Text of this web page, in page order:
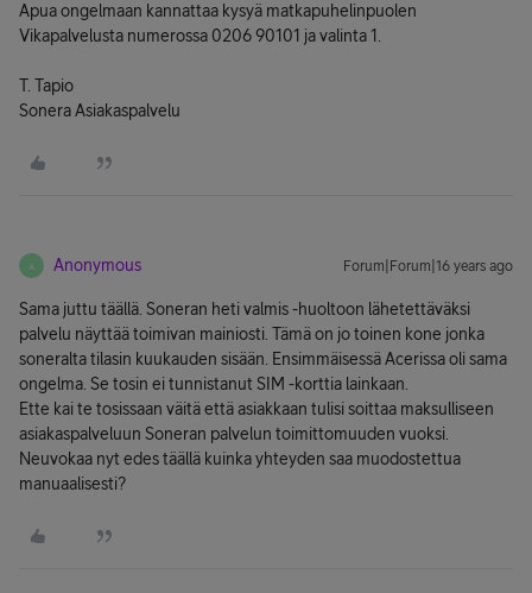
Apua ongelmaan kannattaa kysyä matkapuhelinpuolen
Vikapalvelusta numerossa 0206 90101 ja valinta 1.
T. Tapio
Sonera Asiakaspalvelu
A Anonymous Forum|Forum|16 years ago
Sama juttu täällä. Soneran heti valmis -huoltoon lähetettäväksi
palvelu näyttää toimivan mainiosti. Tämä on jo toinen kone jonka
soneralta tilasin kuukauden sisään. Ensimmäisessä Acerissa oli sama
ongelma. Se tosin ei tunnistanut SIM -korttia lainkaan.
Ette kai te tosissaan väitä että asiakkaan tulisi soittaa maksulliseen
asiakaspalveluun Soneran palvelun toimittomuuden vuoksi.
Neuvokaa nyt edes täällä kuinka yhteyden saa muodostettua
manuaalisesti?